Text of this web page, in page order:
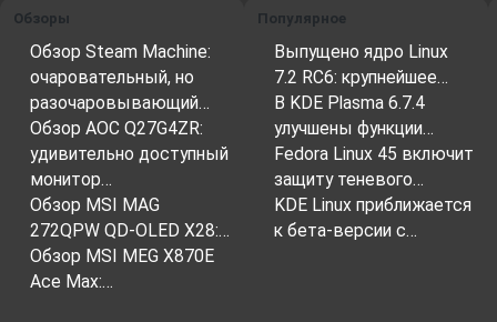
Обзоры
Обзор Steam Machine:
очаровательный, но
разочаровывающий…
Обзор AOC Q27G4ZR:
удивительно доступный
монитор…
Обзор MSI MAG
272QPW QD-OLED X28:…
Обзор MSI MEG X870E
Ace Max:…
Популярное
Выпущено ядро Linux
7.2 RC6: крупнейшее…
В KDE Plasma 6.7.4
улучшены функции…
Fedora Linux 45 включит
защиту теневого…
KDE Linux приближается
к бета-версии с…